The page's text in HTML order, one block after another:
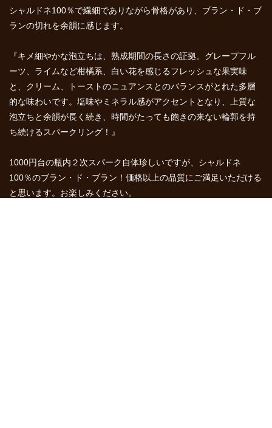
シャルドネ100％で繊細でありながら骨格があり、ブラン・ド・ブ
ランの切れを余韻に感じます。
『キメ細やかな泡立ちは、熟成期間の長さの証拠。グレープフル
ーツ、ライムなど柑橘系、白い花を感じるフレッシュな果実味
と、クリーム、トーストのニュアンスとのバランスがとれた多層
的な味わいです。塩味やミネラル感がアクセントとなり、上質な
泡立ちと余韻が長く続き、時間がたっても飽きの来ない輪郭を持
ち続けるスパークリング！』
1000円台の瓶内２次スパーク自体珍しいですが、シャルドネ
100％のブラン・ド・ブラン！価格以上の品質にご満足いただける
と思います。お楽しみください。